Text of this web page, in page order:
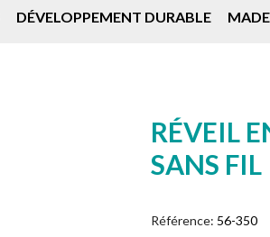
DÉVELOPPEMENT DURABLE
RÉVEIL
SANS FIL
Référence: 56-350